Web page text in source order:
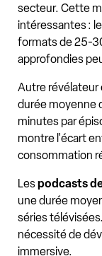
secteur. Cette
intéressantes :
formats de 25-
approfondies
Autre révélateur
durée moyenne
minutes par
montre l'écart
consommation
Lespodcasts
une durée
séries
nécessité de
immersive.